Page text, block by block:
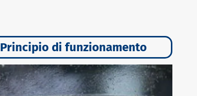
Principio di funzionamento